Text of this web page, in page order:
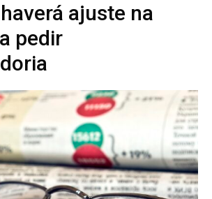
ajuste na
pedir